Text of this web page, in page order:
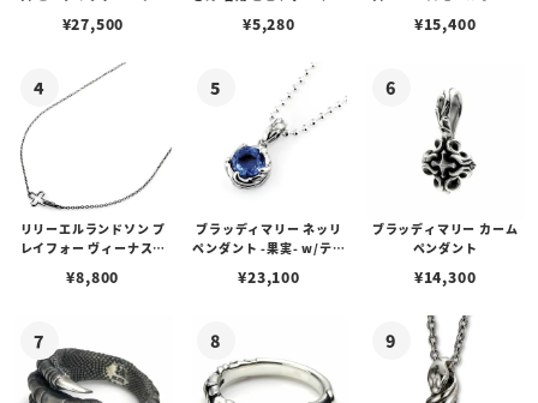
¥27,500 ¥5,280
ブスタークラスプ＆LTロ
¥15,400
リリーエルランドソン プ
レイフォー ヴィーナスチ
¥8,800
ブラッディマリー ネッリ
ペンダント -果実- w/ティ
¥23,100
ブラッディマリー カーム
ペンダント
¥14,300